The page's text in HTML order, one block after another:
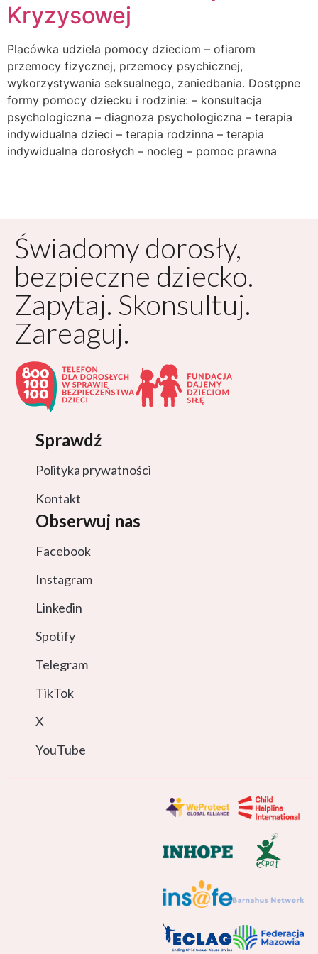
Kryzysowej
Placówka udziela pomocy dzieciom – ofiarom
przemocy fizycznej, przemocy psychicznej,
wykorzystywania seksualnego, zaniedbania. Dostępne
formy pomocy dziecku i rodzinie: – konsultacja
psychologiczna – diagnoza psychologiczna – terapia
indywidualna dzieci – terapia rodzinna – terapia
indywidualna dorosłych – nocleg – pomoc prawna
Świadomy dorosły,
bezpieczne dziecko.
Zapytaj. Skonsultuj.
Zareaguj.
Sprawdź
Polityka prywatności
Kontakt
Obserwuj nas
Facebook
Instagram
Linkedin
Spotify
Telegram
TikTok
X
YouTube